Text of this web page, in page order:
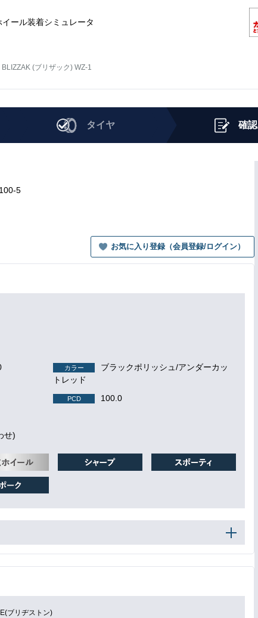
イール装着シミュレータ
BLIZZAK (ブリザック) WZ-1
タイヤ 確認
5
お気に入り登録（会員登録/ログイン）
カラー
ブラックポリッシュ/アンダーカッ
トレッド
PCD 100.0
せ)
ブリヂストン)